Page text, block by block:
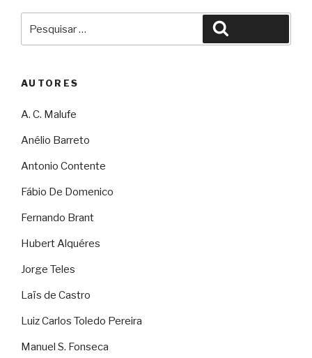
por:
AUTORES
A. C. Malufe
Anélio Barreto
Antonio Contente
Fábio De Domenico
Fernando Brant
Hubert Alquéres
Jorge Teles
Laïs de Castro
Luiz Carlos Toledo Pereira
Manuel S. Fonseca